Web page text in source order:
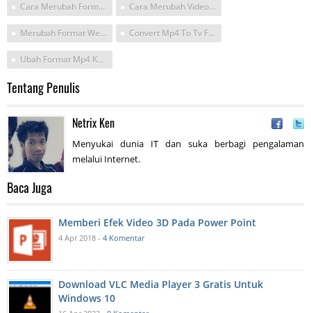
Cara Merubah Format Video Dat Ke Mp4 Pada Hp Cara Merubah Video Jadi Terang Dengan Vidcon Pro
Merubah Format Webm Ke Mp4 Convert Mp4 To Tv Format Android
Ubah Format Mp4 Ke Dat Pc 2018
Tentang Penulis
Netrix Ken
Menyukai dunia IT dan suka berbagi pengalaman
melalui Internet.
Baca Juga
Memberi Efek Video 3D Pada Power Point
4 Apr 2018 - 4 Komentar
Download VLC Media Player 3 Gratis Untuk
Windows 10